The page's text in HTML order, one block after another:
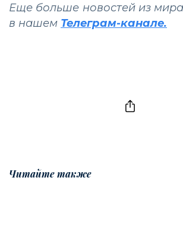
Еще больше новостей из
в нашем Телеграм-канале.
Читайте также